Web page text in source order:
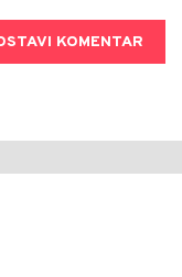
KOMENTAR